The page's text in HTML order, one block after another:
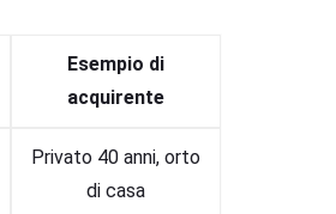
Esempio di
acquirente
Privato 40 anni, orto
di casa